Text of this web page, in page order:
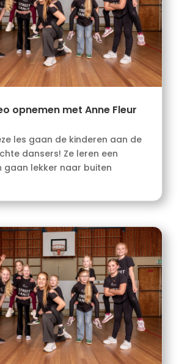
opnemen met Anne Fleur
les gaan de kinderen aan de
dansers! Ze leren een
gaan lekker naar buiten